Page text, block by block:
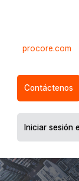
procore.com
Contáctenos
Iniciar sesión